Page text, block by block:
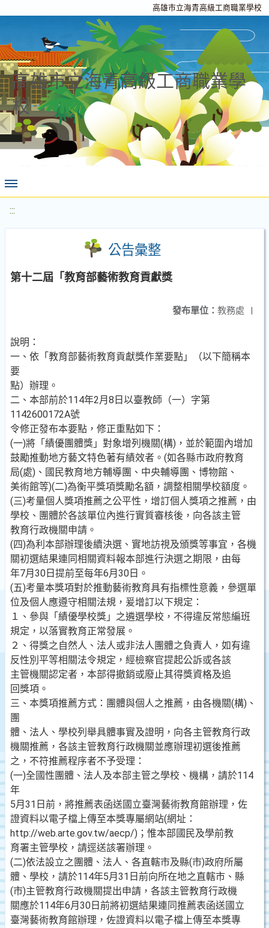
高雄市立海青高級工商職業學校
高雄市立海青高級工商職業學
校
:::
公告彙整
第十二屆「教育部藝術教育貢獻獎
發布單位： 教務處 |
說明：
一、依「教育部藝術教育貢獻獎作業要點」（以下簡稱本
要
點）辦理。
二、本部前於114年2月8日以臺教師（一）字第
1142600172A號
令修正發布本要點，修正重點如下：
(一)將「績優團體獎」對象增列機關(構)，並於範圍內增加
鼓勵推動地方藝文特色著有績效者。(如各縣市政府教育
局(處)、國民教育地方輔導團、中央輔導團、博物館、
美術館等)(二)為衡平獎項獎勵名額，調整相關學校額度。
(三)考量個人獎項推薦之公平性，增訂個人獎項之推薦，由
學校、團體於各該單位內進行實質審核後，向各該主管
教育行政機關申請。
(四)為利本部辦理後續決選、實地訪視及頒獎等事宜，各機
關初選結果連同相關資料報本部進行決選之期限，由每
年7月30日提前至每年6月30日。
(五)考量本獎項對於推動藝術教育具有指標性意義，參選單
位及個人應遵守相關法規，爰增訂以下規定：
１、參與「績優學校獎」之遴選學校，不得違反常態編班
規定，以落實教育正常發展。
２、得獎之自然人、法人或非法人團體之負責人，如有違
反性別平等相關法令規定，經檢察官提起公訴或各該
主管機關認定者，本部得撤銷或廢止其得獎資格及追
回獎項。
三、本獎項推薦方式：團體與個人之推薦，由各機關(構)、
團
體、法人、學校列舉具體事實及證明，向各主管教育行政
機關推薦，各該主管教育行政機關並應辦理初選後推薦
之，不符推薦程序者不予受理：
(一)全國性團體、法人及本部主管之學校、機構，請於114
年
5月31日前，將推薦表函送國立臺灣藝術教育館辦理，佐
證資料以電子檔上傳至本獎專屬網站(網址：
http://web.arte.gov.tw/aecp/)；惟本部國民及學前教
育署主管學校，請逕送該署辦理。
(二)依法設立之團體、法人、各直轄市及縣(市)政府所屬
體、學校，請於114年5月31日前向所在地之直轄市、縣
(市)主管教育行政機關提出申請，各該主管教育行政機
關應於114年6月30日前將初選結果連同推薦表函送國立
臺灣藝術教育館辦理，佐證資料以電子檔上傳至本獎專